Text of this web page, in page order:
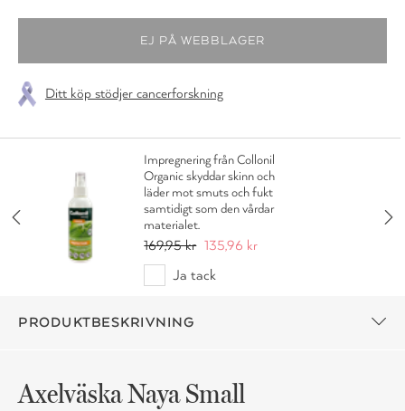
Ditt köp stödjer cancerforskning
Impregnering från Collonil
Organic skyddar skinn och
läder mot smuts och fukt
samtidigt som den vårdar
materialet.
169,95 kr 135,96 kr
Ja tack
PRODUKTBESKRIVNING
Axelväska Naya Small